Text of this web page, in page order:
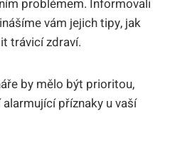
problémem. Informovali
vám jejich tipy, jak
trávicí zdraví.
by mělo být prioritou,
příznaky u vaší